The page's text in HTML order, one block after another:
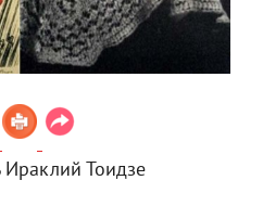
Ираклий Тоидзе